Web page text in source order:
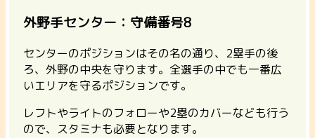
外野手センター：守備番号8
センターのポジションはその名の通り、2塁手の後
ろ、外野の中央を守ります。全選手の中でも一番広
いエリアを守るポジションです。
レフトやライトのフォローや2塁のカバーなども行う
ので、スタミナも必要となります。